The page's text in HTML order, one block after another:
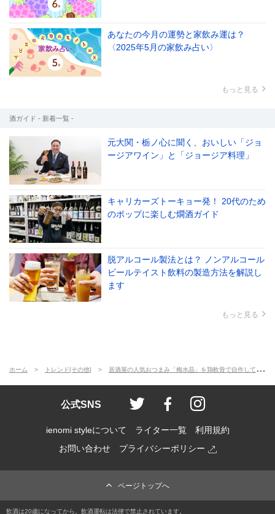
あなたの今月の運勢と家飲み運は？
〈2025年5月の家飲み占い〉
もっと見る
酒ガイド - 新着一覧 -
元大関・栃ノ心に聞く、おいしい「ジョ
ージアワイン」と「ジョージア料理」
キャリカーズトーキョー発！ 20代のため
のポップに楽しむ燗酒ガイド
脱アルコール製法とは？ ノンアルコール
ビールテイスト飲料の製造方法を解説し
ます
もっと見る
ホーム トレンド[その他] 居酒屋の人気おつまみ「梅水晶」を鶏軟骨で自作してみたら意外と簡単でした。
公式SNS ienomi style[イ
ienomi style[
ienomi
ienomi styleについて ライター一覧
利用規約
お問い合わせ
プライバシーポリシー
ページトップへ
飲酒は20歳になってから。飲酒運転は法律で禁止されています。